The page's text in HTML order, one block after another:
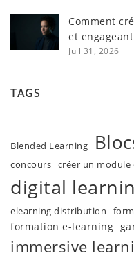
Comment
et
Juil 31, 2026
TAGS
Blended Learning
concours créer un module
digital
elearning distribution
formation e-learning
immersive